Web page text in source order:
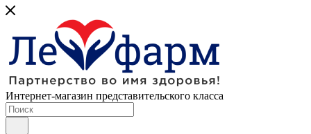
Интернет-магазин представительского класса